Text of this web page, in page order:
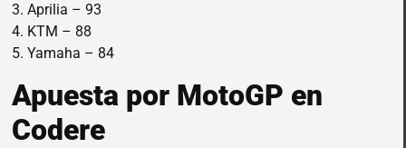
3. Aprilia – 93
4. KTM – 88
5. Yamaha – 84
Apuesta por MotoGP en
Codere